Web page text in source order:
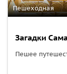
Пешеходная
Загадки
Пешее